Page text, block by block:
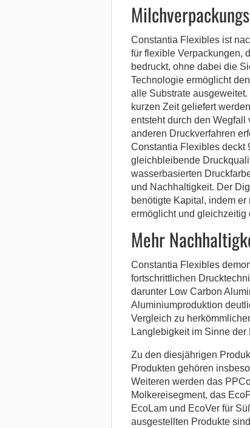
Constantia Flexibles ist
für flexible Verpackungen,
bedruckt, ohne dabei die
Technologie ermöglicht
alle Substrate
kurzen Zeit geliefert
entsteht durch den
anderen Druckverfahren
Constantia Flexibles deckt
gleichbleibende
wasserbasierten
und Nachhaltigkeit. Der
benötigte Kapital, indem
ermöglicht und gleichzeitig
Mehr
Constantia Flexibles
fortschrittlichen
darunter Low Carbon
Aluminiumproduktion
Vergleich zu
Langlebigkeit im Sinne der
Zu den diesjährigen
Produkten gehören
Weiteren werden das
Molkereisegment, das
EcoLam und EcoVer für
ausgestellten Produkte